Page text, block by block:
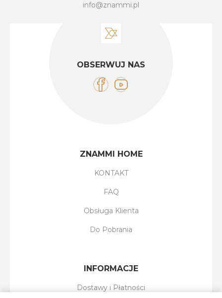
info@znammi.pl
OBSERWUJ NAS
ZNAMMI HOME
KONTAKT
FAQ
Obsługa Klienta
Do Pobrania
INFORMACJE
Dostawy i Płatności